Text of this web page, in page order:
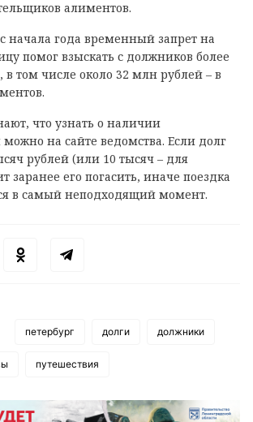
алиментов.
начала года временный запрет на
помог взыскать с должников более
том числе около 32 млн рублей – в
что узнать о наличии
на сайте ведомства. Если долг
рублей (или 10 тысяч – для
заранее его погасить, иначе поездка
в самый неподходящий момент.
петербург долги должники
путешествия